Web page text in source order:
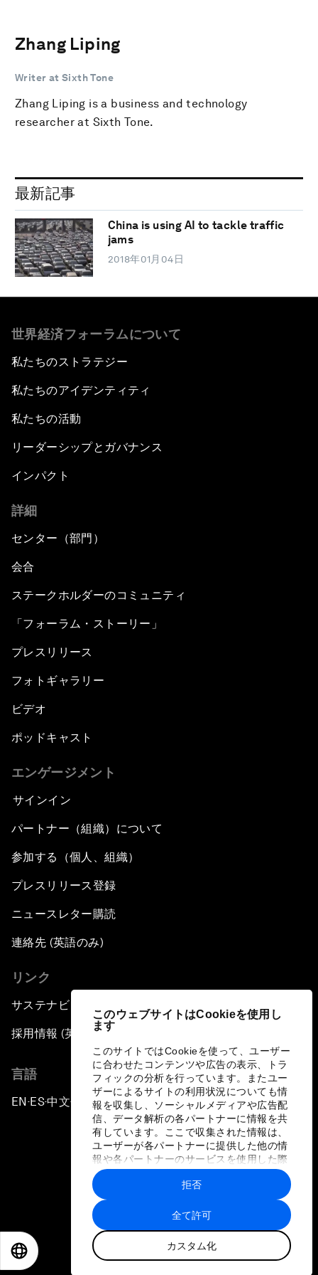
このウェブサイトはCookieを使用し
ます
このサイトではCookieを使って、ユーザー
に合わせたコンテンツや広告の表示、トラ
フィックの分析を行っています。またユー
ザーによるサイトの利用状況についても情
報を収集し、ソーシャルメディアや広告配
信、データ解析の各パートナーに情報を共
有しています。ここで収集された情報は、
ユーザーが各パートナーに提供した他の情
報や各パートナーのサービスを使用した際
に収集された情報と組み合わされ、各パー
トナーによって使用されることがありま
す。
全て許可
カスタム化
拒否
Zhang Liping
Writer at Sixth Tone
Zhang Liping is a business and technology
researcher at Sixth Tone.
最新記事
China is using AI to tackle traffic
jams
2018年01月04日
世界経済フォーラムについて
私たちのストラテジー
私たちのアイデンティティ
私たちの活動
リーダーシップとガバナンス
インパクト
詳細
センター（部門）
会合
ステークホルダーのコミュニティ
「フォーラム・ストーリー」
プレスリリース
フォトギャラリー
ビデオ
ポッドキャスト
エンゲージメント
サインイン
パートナー（組織）について
参加する（個人、組織）
プレスリリース登録
ニュースレター購読
連絡先 (英語のみ)
リンク
サステナビリティへの取り組み
採用情報 (英語のみ)
言語
EN ▪ES▪中文▪ 日本語
プライバシーポリシーと利用規約
サイトマップ
©
世界経済フォーラム